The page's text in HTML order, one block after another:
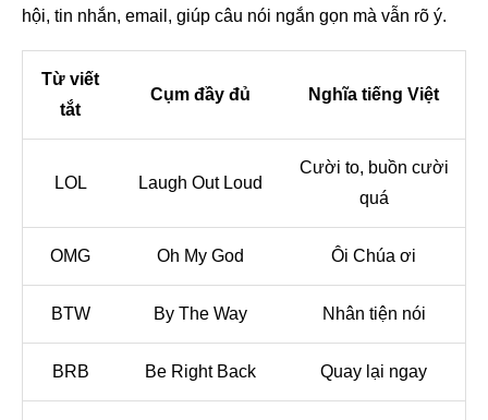
hội, tin nhắn, email, giúp câu nói ngắn gọn mà vẫn rõ ý.
Từ viết
tắt
Cụm đầy đủ Nghĩa tiếng Việt
LOL Laugh Out Loud
Cười to, buồn cười
quá
OMG Oh My God Ôi Chúa ơi
BTW By The Way Nhân tiện nói
BRB Be Right Back Quay lại ngay